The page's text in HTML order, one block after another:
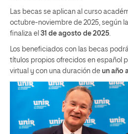
Las becas se aplican al curso
octubre-noviembre de 2025, según
finaliza el 31 de agosto de 2025.
Los beneficiados con las becas
títulos propios ofrecidos en español
virtual y con una duración de un año